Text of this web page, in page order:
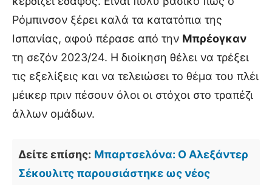
Ρόμπινσον ξέρει καλά τα κατατόπια της
Ισπανίας, αφού πέρασε από την Μπρέογκαν
τη σεζόν 2023/24. Η διοίκηση θέλει να τρέξει
τις εξελίξεις και να τελειώσει το θέμα του πλέι
μέικερ πριν πέσουν όλοι οι στόχοι στο τραπέζι
άλλων ομάδων.
Δείτε επίσης: Μπαρτσελόνα: Ο Αλεξάντερ
Σέκουλιτς παρουσιάστηκε ως νέος